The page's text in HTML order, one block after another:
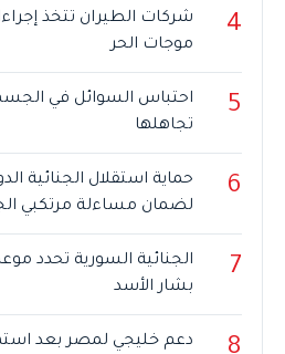
4
شركات الطيران تتخذ
موجات الحر
5
احتباس السوائل في
تجاهلها
6
حماية استقلال الجنائية
لضمان مساءلة مرتكبي
7
الجنائية السورية تحدد
بشار الأسد
دعم خليجي لمصر بعد